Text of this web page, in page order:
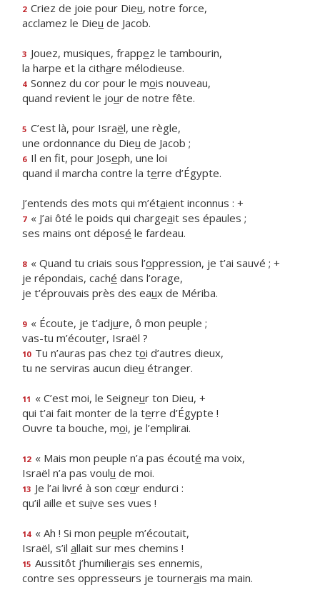
2 Criez de joie pour Dieu, notre force,
acclamez le Dieu de Jacob.
3 Jouez, musiques, frappez le tambourin,
la harpe et la cithare mélodieuse.
4 Sonnez du cor pour le mois nouveau,
quand revient le jour de notre fête.
5 C’est là, pour Israël, une règle,
une ordonnance du Dieu de Jacob ;
6 Il en fit, pour Joseph, une loi
quand il marcha contre la terre d’Égypte.
J’entends des mots qui m’étaient inconnus : +
7 « J’ai ôté le poids qui chargeait ses épaules ;
ses mains ont déposé le fardeau.
8 « Quand tu criais sous l’oppression, je t’ai sauvé ; +
je répondais, caché dans l’orage,
je t’éprouvais près des eaux de Mériba.
9 « Écoute, je t’adjure, ô mon peuple ;
vas-tu m’écouter, Israël ?
10 Tu n’auras pas chez toi d’autres dieux,
tu ne serviras aucun dieu étranger.
11 « C’est moi, le Seigneur ton Dieu, +
qui t’ai fait monter de la terre d’Égypte !
Ouvre ta bouche, moi, je l’emplirai.
12 « Mais mon peuple n’a pas écouté ma voix,
Israël n’a pas voulu de moi.
13 Je l’ai livré à son cœur endurci :
qu’il aille et suive ses vues !
14 « Ah ! Si mon peuple m’écoutait,
Israël, s’il allait sur mes chemins !
15 Aussitôt j’humilierais ses ennemis,
contre ses oppresseurs je tournerais ma main.